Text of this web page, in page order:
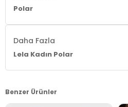
Polar
Daha Fazla
Lela Kadın Polar
Benzer Ürünler